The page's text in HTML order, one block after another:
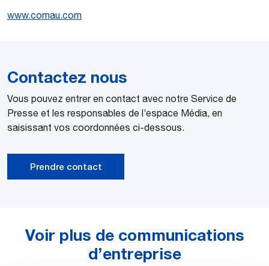
www.comau.com
Contactez nous
Vous pouvez entrer en contact avec notre Service de
Presse et les responsables de l’espace Média, en
saisissant vos coordonnées ci-dessous.
Prendre contact
Voir plus de communications
d’entreprise